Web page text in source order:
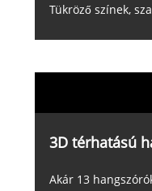
Tükröző színek,
3D térhatású
Akár 13